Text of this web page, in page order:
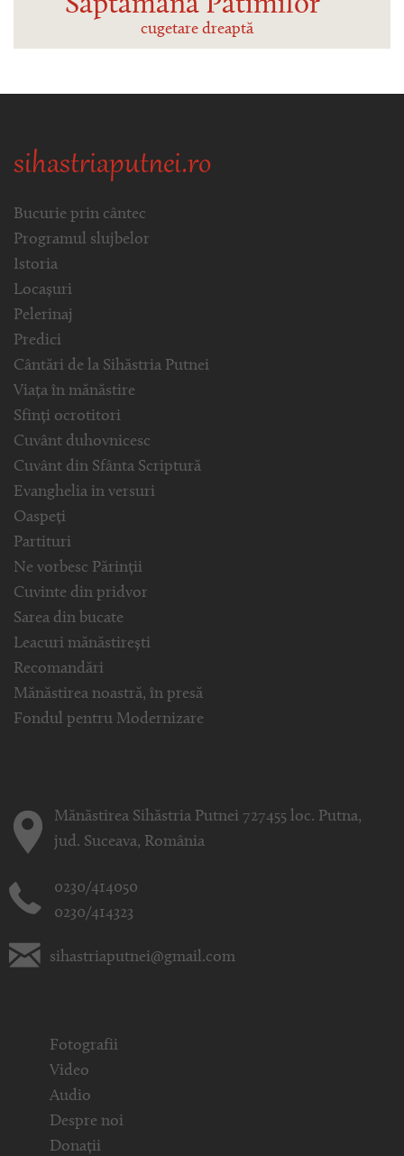
cugetare dreaptă
sihastriaputnei.ro
Bucurie prin cântec
Programul slujbelor
Istoria
Locașuri
Pelerinaj
Predici
Cântări de la Sihăstria Putnei
Viața în mănăstire
Sfinți ocrotitori
Cuvânt duhovnicesc
Cuvânt din Sfânta Scriptură
Evanghelia in versuri
Oaspeți
Partituri
Ne vorbesc Părinții
Cuvinte din pridvor
Sarea din bucate
Leacuri mănăstirești
Recomandări
Mănăstirea noastră, în presă
Fondul pentru Modernizare
Mănăstirea Sihăstria Putnei 727455 loc. Putna,
jud. Suceava, România
0230/414050
0230/414323
sihastriaputnei@gmail.com
Fotografii
Video
Audio
Despre noi
Donații